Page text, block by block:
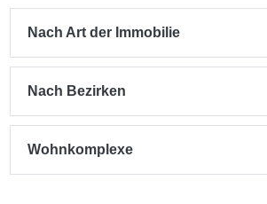
Nach Art der Immobilie
Nach Bezirken
Wohnkomplexe